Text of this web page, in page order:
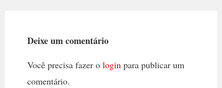
Deixe um comentário
Você precisa fazer o loginpara publicar um
comentário.